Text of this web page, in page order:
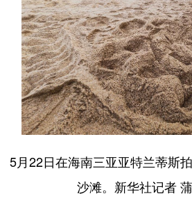
5月22日在海南三亚亚特兰蒂斯
沙滩。新华社记者